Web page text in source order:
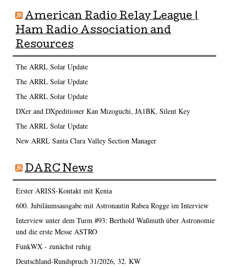
American Radio Relay League |
Ham Radio Association and
Resources
The ARRL Solar Update
The ARRL Solar Update
The ARRL Solar Update
DXer and DXpeditioner Kan Mizoguchi, JA1BK, Silent Key
The ARRL Solar Update
New ARRL Santa Clara Valley Section Manager
DARC News
Erster ARISS-Kontakt mit Kenia
600. Jubiläumsausgabe mit Astronautin Rabea Rogge im Interview
Interview unter dem Turm #93: Berthold Waßmuth über Astronomie
und die erste Messe ASTRO
FunkWX - zunächst ruhig
Deutschland-Rundspruch 31/2026, 32. KW